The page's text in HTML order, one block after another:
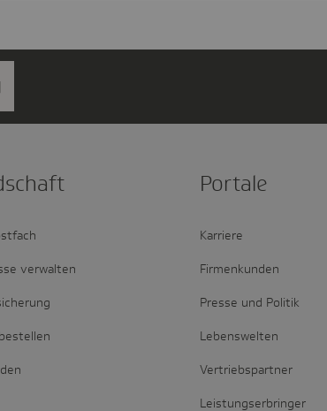
verwalten
Portale
Karriere
Firmenkunden
Presse und Politik
Lebenswelten
Vertriebspartner
Leistungserbringer